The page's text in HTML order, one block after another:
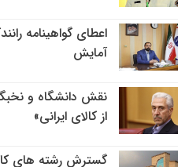
اعطای گواهینامه
آمایش
نقش دانشگاه و
از کالای ایرانی»
گسترش رشته های